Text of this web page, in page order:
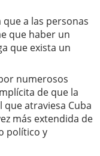
a las personas
que haber un
que exista un
numerosos
de que la
que atraviesa Cuba
más extendida de
político y